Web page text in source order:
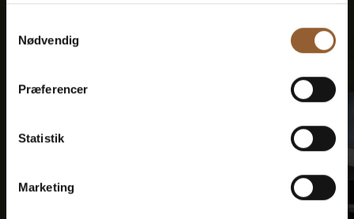
Nødvendig
Præferencer
Statistik
Marketing
Events